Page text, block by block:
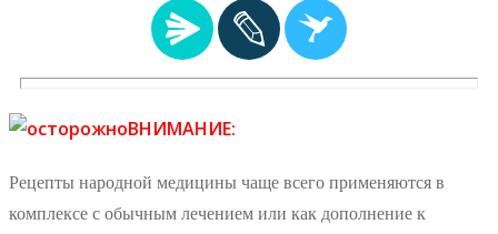
ВНИМАНИЕ:
Рецепты народной медицины чаще всего применяются в
комплексе с обычным лечением или как дополнение к